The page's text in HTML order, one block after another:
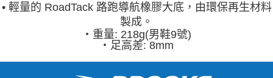
• 輕量的 RoadTack 路跑導航橡膠大底，由環保再生材料
製成。
‧重量: 218g(男鞋9號)
‧足高差: 8mm